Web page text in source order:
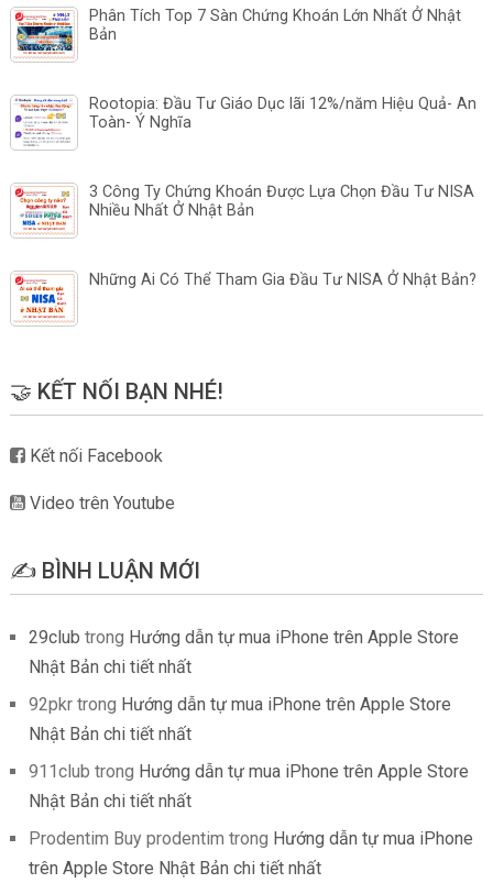
Phân Tích Top 7 Sàn Chứng Khoán Lớn Nhất Ở Nhật
Bản
Rootopia: Đầu Tư Giáo Dục lãi 12%/năm Hiệu Quả- An
Toàn- Ý Nghĩa
3 Công Ty Chứng Khoán Được Lựa Chọn Đầu Tư NISA
Nhiều Nhất Ở Nhật Bản
Những Ai Có Thể Tham Gia Đầu Tư NISA Ở Nhật Bản?
🤝 KẾT NỐI BẠN NHÉ!
Kết nối Facebook
Video trên Youtube
✍️ BÌNH LUẬN MỚI
29club trong Hướng dẫn tự mua iPhone trên Apple Store
Nhật Bản chi tiết nhất
92pkrtrong Hướng dẫn tự mua iPhone trên Apple Store
Nhật Bản chi tiết nhất
911club trong Hướng dẫn tự mua iPhone trên Apple Store
Nhật Bản chi tiết nhất
Prodentim Buy prodentim trong Hướng dẫn tự mua iPhone
trên Apple Store Nhật Bản chi tiết nhất